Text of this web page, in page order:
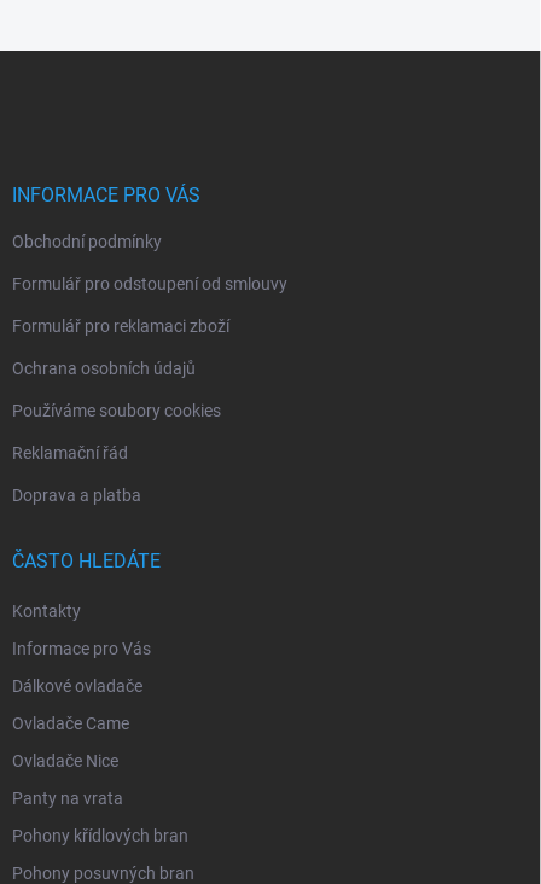
INFORMACE PRO VÁS
Obchodní podmínky
Formulář pro odstoupení od smlouvy
Formulář pro reklamaci zboží
Ochrana osobních údajů
Používáme soubory cookies
Reklamační řád
Doprava a platba
ČASTO HLEDÁTE
Kontakty
Informace pro Vás
Dálkové ovladače
Ovladače Came
Ovladače Nice
Panty na vrata
Pohony křídlových bran
Pohony posuvných bran